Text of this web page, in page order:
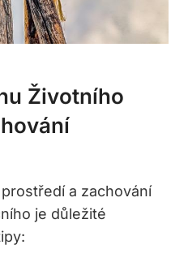
Životního
a zachování
je důležité